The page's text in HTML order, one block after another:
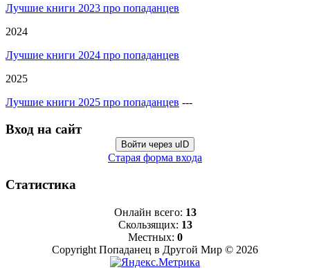
Лучшие книги 2023 про попаданцев
2024
Лучшие книги 2024 про попаданцев
2025
Лучшие книги 2025 про попаданцев ---
Вход на сайт
Войти через uID
Старая форма входа
Статистика
Онлайн всего: 13
Скользящих: 13
Местных: 0
Copyright Попаданец в Другой Мир © 2026